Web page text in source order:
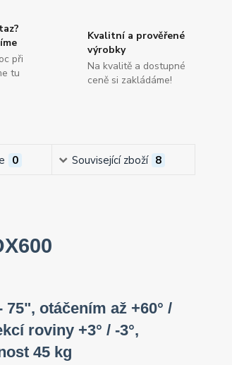
při
tu
Kvalitní a prověřené
výrobky
Na kvalitě a dostupné
ceně si zakládáme!
0 Související zboží 8
otáčením až +60° /
roviny +3° / -3°,
45 kg